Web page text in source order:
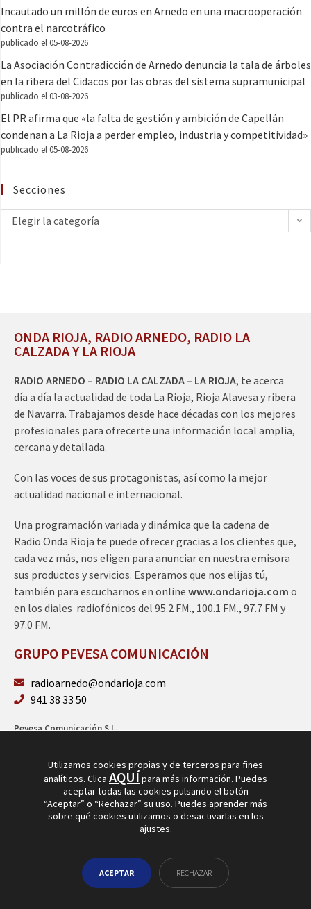
Incautado un millón de euros en Arnedo en una macrooperación
contra el narcotráfico
publicado el 05-08-2026
La Asociación Contradicción de Arnedo denuncia la tala de árboles
en la ribera del Cidacos por las obras del sistema supramunicipal
publicado el 03-08-2026
El PR afirma que «la falta de gestión y ambición de Capellán
condenan a La Rioja a perder empleo, industria y competitividad»
publicado el 05-08-2026
Secciones
Elegir la categoría
ONDA RIOJA, RADIO ARNEDO, RADIO LA
CALZADA Y LA RIOJA
RADIO ARNEDO – RADIO LA CALZADA – LA RIOJA, te acerca
día a día la actualidad de toda La Rioja, Rioja Alavesa y ribera
de Navarra. Trabajamos desde hace décadas con los mejores
profesionales para ofrecerte una información local amplia,
cercana y detallada.
Con las voces de sus protagonistas, así como la mejor
actualidad nacional e internacional.
Una programación variada y dinámica que la cadena de
Radio Onda Rioja te puede ofrecer gracias a los clientes que,
cada vez más, nos eligen para anunciar en nuestra emisora
sus productos y servicios. Esperamos que nos elijas tú,
también para escucharnos en online www.ondarioja.com o
en los diales radiofónicos del 95.2 FM., 100.1 FM., 97.7 FM y
97.0 FM.
GRUPO PEVESA COMUNICACIÓN
radioarnedo@ondarioja.com
941 38 33 50
Pevesa Comunicación S.L.
Utilizamos cookies propias y de terceros para fines
analíticos. Clica AQUÍpara más información. Puedes
aceptar todas las cookies pulsando el botón
“Aceptar” o “Rechazar” su uso. Puedes aprender más
sobre qué cookies utilizamos o desactivarlas en los
ajustes.
ACEPTAR RECHAZAR